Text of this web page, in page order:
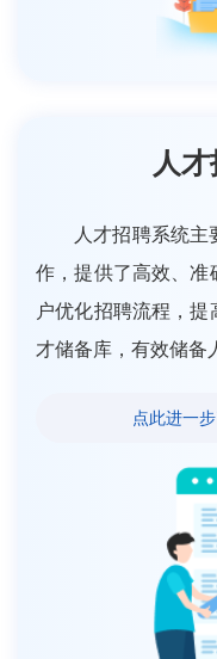
人
人才招聘系统
作，提供了高效、准
户优化招聘流程，提
才储备库，有效储备
点此进一